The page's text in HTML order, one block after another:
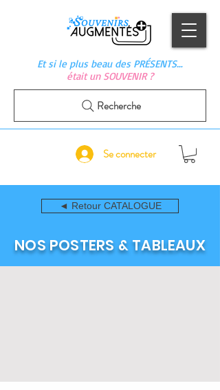
Et si le plus beau des PRÉSENTS…
était un SOUVENIR ?
Se connecter
Recherche
◄ Retour CATALOGUE
NOS POSTERS & TABLEAUX